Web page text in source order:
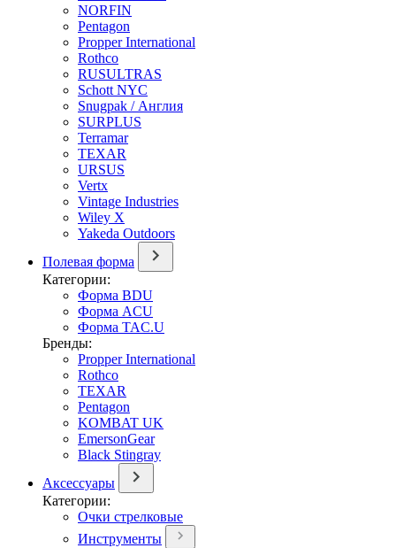
NORFIN
Pentagon
Propper International
Rothco
RUSULTRAS
Schott NYC
Snugpak / Англия
SURPLUS
Terramar
TEXAR
URSUS
Vertx
Vintage Industries
Wiley X
Yakeda Outdoors
Полевая форма
Категории:
Форма BDU
Форма ACU
Форма TAC.U
Бренды:
Propper International
Rothco
TEXAR
Pentagon
KOMBAT UK
EmersonGear
Black Stingray
Аксессуары
Категории:
Очки стрелковые
Инструменты